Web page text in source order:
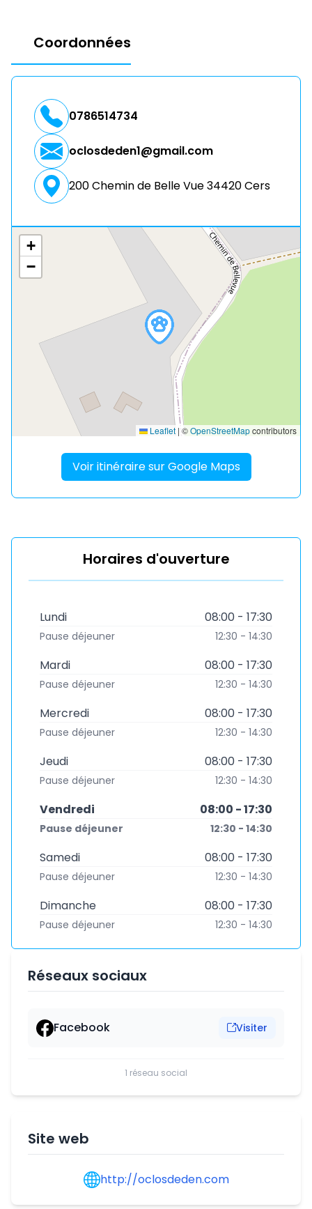
Coordonnées
0786514734
oclosdeden1@gmail.com
200 Chemin de Belle Vue 34420 Cers
+
−
Leaflet | ©OpenStreetMapcontributors
Voir itinéraire sur Google Maps
Horaires d'ouverture
Lundi 08:00 - 17:30
Pause déjeuner 12:30 - 14:30
Mardi 08:00 - 17:30
Pause déjeuner 12:30 - 14:30
Mercredi 08:00 - 17:30
Pause déjeuner 12:30 - 14:30
Jeudi 08:00 - 17:30
Pause déjeuner 12:30 - 14:30
Vendredi 08:00 - 17:30
Pause déjeuner 12:30 - 14:30
Samedi 08:00 - 17:30
Pause déjeuner 12:30 - 14:30
Dimanche 08:00 - 17:30
Pause déjeuner 12:30 - 14:30
Réseaux sociaux
Facebook Visiter
1 réseau social
Site web
http://oclosdeden.com